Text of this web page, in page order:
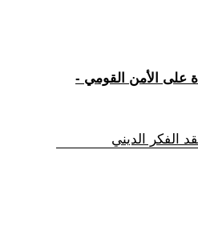
على الأمن القومي -
الفكر الديني